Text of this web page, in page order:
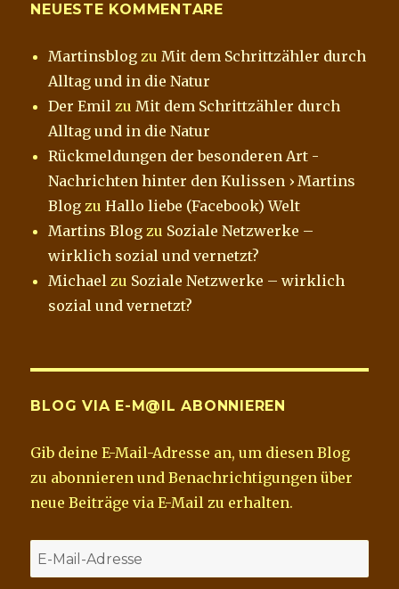
NEUESTE KOMMENTARE
Martinsblog zuMit dem Schrittzähler durch
Alltag und in die Natur
Der Emil zuMit dem Schrittzähler durch
Alltag und in die Natur
Rückmeldungen der besonderen Art -
Nachrichten hinter den Kulissen › Martins
Blog zuHallo liebe (Facebook) Welt
Martins Blog zu Soziale Netzwerke –
wirklich sozial und vernetzt?
Michael zu Soziale Netzwerke – wirklich
sozial und vernetzt?
BLOG VIA E-M@IL ABONNIEREN
Gib deine E-Mail-Adresse an, um diesen Blog
zu abonnieren und Benachrichtigungen über
neue Beiträge via E-Mail zu erhalten.
E-
Mail-